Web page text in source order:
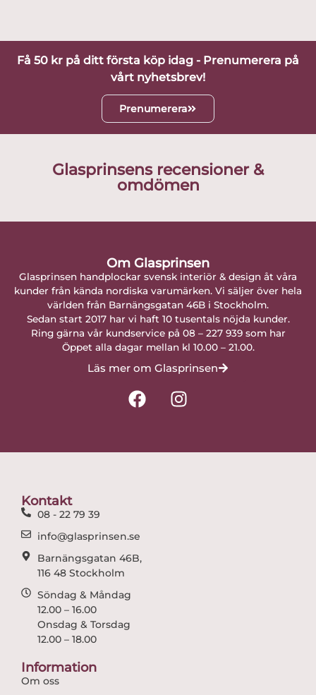
Få 50 kr på ditt första köp idag - Prenumerera på
vårt nyhetsbrev!
Prenumerera
Glasprinsens recensioner &
omdömen
Om Glasprinsen
Glasprinsen handplockar svensk interiör & design åt våra
kunder från kända nordiska varumärken. Vi säljer över hela
världen från Barnängsgatan 46B i Stockholm.
Sedan start 2017 har vi haft 10 tusentals nöjda kunder.
Ring gärna vår kundservice på 08 – 227 939 som har
Öppet alla dagar mellan kl 10.00 – 21.00.
Läs mer om Glasprinsen
F
a
I
n
Kontakt
08 - 22 79 39
info@glasprinsen.se
Barnängsgatan 46B,
116 48 Stockholm
Söndag & Måndag
12.00 – 16.00
Onsdag & Torsdag
12.00 – 18.00
Information
Om oss